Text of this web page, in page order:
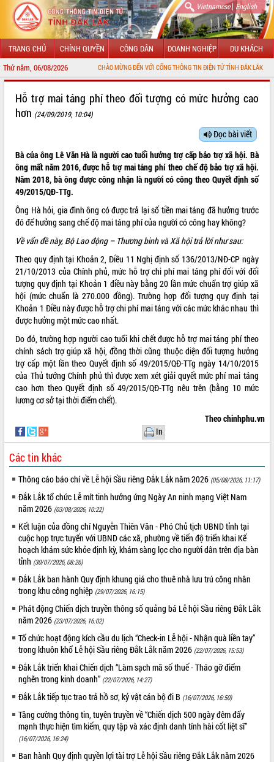
Vietnamese| English
TRANG CHỦ CHÍNH QUYỀN CÔNG DÂN DOANH NGHIỆP DU KHÁCH
Thứ năm, 06/08/2026 CHÀO MỪNG ĐẾN VỚI CỔNG THÔNG TIN ĐIỆN TỬ TỈNH ĐẮK LẮK
GIỚI THIỆU
LÃNH ĐẠO UBND TỈNH
SỞ, BAN, NGÀNH
UBND CÁC XÃ, PHƯỜNG
THÔNG TIN CHỈ ĐẠO ĐIỀU HÀNH
HỆ THỐNG VĂN BẢN
VĂN BẢN HĐND TỈNH
ĐIỂM TIN VĂN BẢN
QUY HOẠCH - KẾ HOẠCH
QUẢNG CÁO
Hỗ trợ mai táng phí theo đối tượng có mức hưởng cao
hơn (24/09/2019, 10:04)
Đọc bài viết
Bà của ông Lê Văn Hà là người cao tuổi hưởng trợ cấp bảo trợ xã hội. Bà
ông mất năm 2016, được hỗ trợ mai táng phí theo chế độ bảo trợ xã hội.
Năm 2018, bà ông được công nhận là người có công theo Quyết định số
49/2015/QĐ-TTg.
Ông Hà hỏi, gia đình ông có được trả lại số tiền mai táng đã hưởng trước
đó để hưởng sang chế độ mai táng phí của người có công hay không?
Về vấn đề này, Bộ Lao động – Thương binh và Xã hội trả lời như sau:
Theo quy định tại Khoản 2, Điều 11 Nghị định số 136/2013/NĐ-CPngày
21/10/2013 của Chính phủ, mức hỗ trợ chi phí mai táng phí đối với đối
tượng quy định tại Khoản 1 điều này bằng 20 lần mức chuẩn trợ giúp xã
hội (mức chuẩn là 270.000 đồng). Trường hợp đối tượng quy định tại
Khoản 1 Điều này được hỗ trợ chi phí mai táng với các mức khác nhau thì
được hưởng một mức cao nhất.
Do đó, trường hợp người cao tuổi khi chết được hỗ trợ mai táng phí theo
chính sách trợ giúp xã hội, đồng thời cũng thuộc diện đối tượng hưởng
trợ cấp một lần theo Quyết định số49/2015/QĐ-TTg ngày 14/10/2015
của Thủ tướng Chính phủ thì được xem xét giải quyết mức phí mai táng
cao hơn theo Quyết định số 49/2015/QĐ-TTg nêu trên (bằng 10 mức
lương cơ sở tại thời điểm chết).
Theo chinhphu.vn
In
Các tin khác
Thông cáo báo chí về Lễ hội Sầu riêng Đắk Lắk năm 2026 (05/08/2026, 11:17)
Đắk Lắk tổ chức Lễ mít tinh hưởng ứng Ngày An ninh mạng Việt Nam
năm 2026 (03/08/2026, 10:22)
Kết luận của đồng chí Nguyễn Thiên Văn - Phó Chủ tịch UBND tỉnh tại
cuộc họp trực tuyến với UBND các xã, phường về tiến độ triển khai Kế
hoạch khám sức khỏe định kỳ, khám sàng lọc cho người dân trên địa bàn
tỉnh (30/07/2026, 08:26)
Đắk Lắk ban hành Quy định khung giá cho thuê nhà lưu trú công nhân
trong khu công nghiệp (29/07/2026, 16:15)
Phát động Chiến dịch truyền thông số quảng bá Lễ hội Sầu riêng Đắk Lắk
năm 2026 (23/07/2026, 16:02)
Tổ chức hoạt động kích cầu du lịch “Check-in Lễ hội - Nhận quà liền tay”
trong khuôn khổ Lễ hội Sầu riêng Đắk Lắk năm 2026 (22/07/2026, 15:53)
Đắk Lắk triển khai Chiến dịch “Làm sạch mã số thuế - Tháo gỡ điểm
nghẽn trong kinh doanh” (22/07/2026, 14:27)
Đắk Lắk tiếp tục trao trả hồ sơ, kỷ vật cán bộ đi B (16/07/2026, 16:50)
Tăng cường thông tin, tuyên truyền về “Chiến dịch 500 ngày đêm đẩy
mạnh thực hiện tìm kiếm, quy tập và xác định danh tính hài cốt liệt sĩ”
(16/07/2026, 16:24)
Ban hành Quy định quyền lợi tài trợ Lễ hội Sầu riêng Đắk Lắk năm 2026